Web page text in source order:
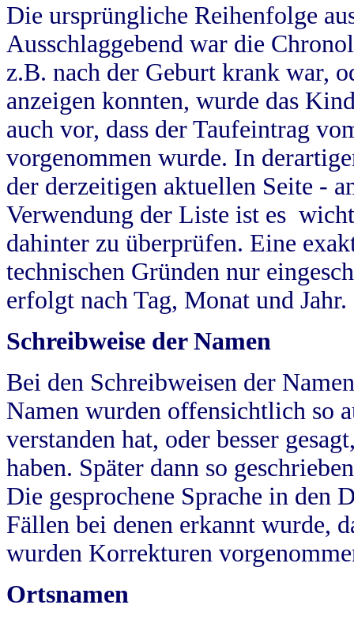
Die ursprüngliche Reihenfolge
Ausschlaggebend war die
z.B. nach der Geburt krank war,
anzeigen konnten, wurde das
auch vor, dass der Taufeintrag
vorgenommen wurde. In
der derzeitigen aktuellen Seite -
Verwendung der Liste ist es
dahinter zu überprüfen. Eine
technischen Gründen nur
erfolgt nach Tag, Monat und Jahr.
Schreibweise der Namen
Bei den Schreibweisen der
Namen wurden offensichtlich so
verstanden hat, oder besser
haben. Später dann so
Die gesprochene Sprache in
Fällen bei denen erkannt wurde,
wurden Korrekturen
Ortsnamen